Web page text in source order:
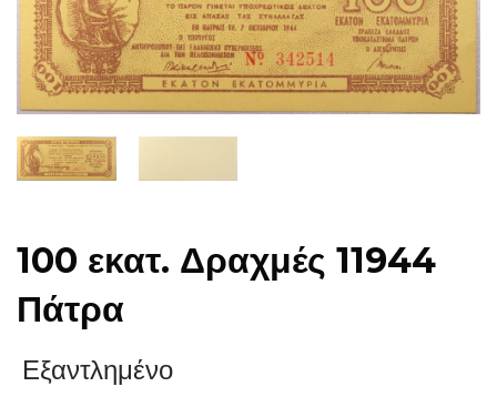
100 εκατ. Δραχμές 11944
Πάτρα
Εξαντλημένο